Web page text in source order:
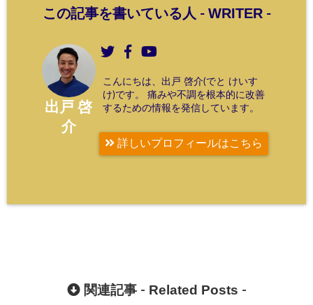
この記事を書いている人 - WRITER-
出戸 啓
介
こんにちは、出戸 啓介(でと けいす
け)です。 痛みや不調を根本的に改善
するための情報を発信しています。
詳しいプロフィールはこちら
関連記事 - Related Posts -